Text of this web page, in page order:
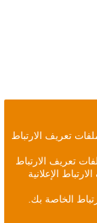
تعريف الارتباط
تعريف الارتباط
الإعلانية
الخاصة بك.